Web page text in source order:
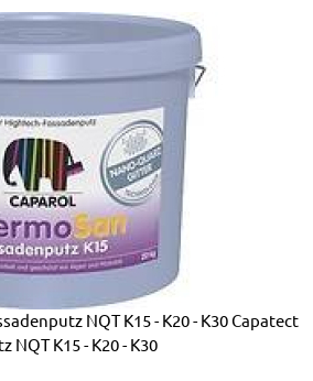
NQT K15 - K20 - K30Capatect
NQT K15 - K20 - K30